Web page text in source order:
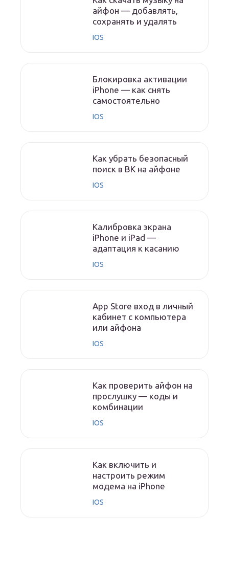
айфон — добавлять,
сохранять и удалять
IOS
Блокировка активации
iPhone — как снять
самостоятельно
IOS
Как убрать безопасный
поиск в ВК на айфоне
IOS
Калибровка экрана
iPhone и iPad —
адаптация к касанию
IOS
App Store вход в личный
кабинет с компьютера
или айфона
IOS
Как проверить айфон на
прослушку — коды и
комбинации
IOS
Как включить и
настроить режим
модема на iPhone
IOS